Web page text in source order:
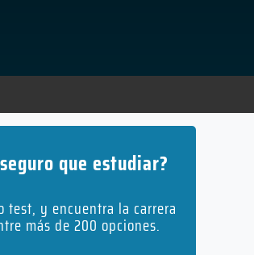
que estudiar?
test, y encuentra la carrera
más de 200 opciones.